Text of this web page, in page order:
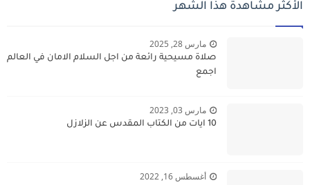
الأكثر مشاهدة هذا الشهر
مارس 28, 2025
صلاة مسيحية رائعة من اجل السلام الامان في العالم
اجمع
مارس 03, 2023
10 ايات من الكتاب المقدس عن الزلازل
أغسطس 16, 2022